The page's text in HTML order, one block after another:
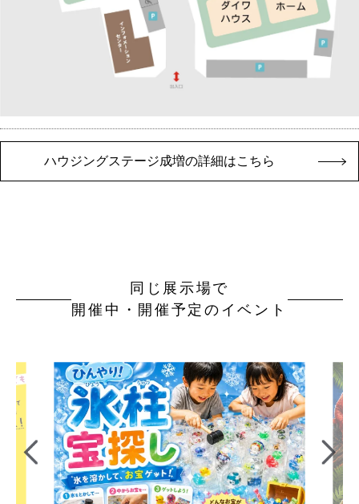
ハウジングステージ成増の詳細はこちら
同じ展示場で
開催中・開催予定のイベント